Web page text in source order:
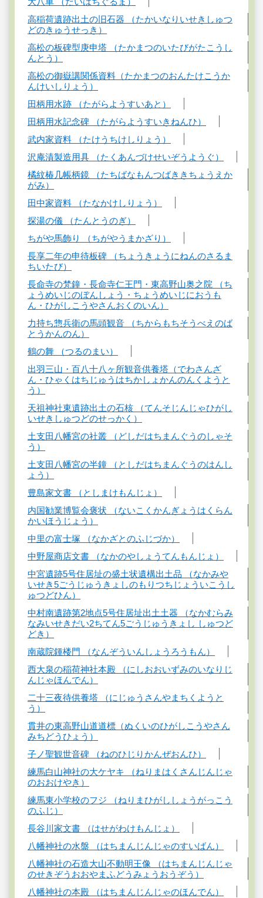
高稲荷遺跡出土の旧石器 （たかいなりいせきしゅつ
どのきゅうせっき）
高松の板碑型庚申塔 （たかまつのいたびがたこうし
んとう）
高松の御嶽講関係資料（たかまつのおんたけこうか
んけいしりょう）
田柄用水跡 （たがらようすいあと）
田柄用水記念碑 （たがらようすいきねんひ）
武内家資料 （たけうちけしりょう）
沢庵漬製造用具 （たくあんづけせいぞうようぐ）
橘紋椿几帳柄鏡 （たちばなもんつばききちょうえか
がみ）
田中家資料 （たなかけしりょう）
探湯の儀 （たんとうのぎ）
ちがや馬飾り （ちがやうまかざり）
長享二年の申待板碑 （ちょうきょうにねんのさるま
ちいたび）
長命寺の梵鐘・長命寺仁王門・東高野山奥之院 （ち
ょうめいじのぼんしょう・ちょうめいじにおうも
ん・ひがしこうやさんおくのいん）
力持ち惣兵衛の馬頭観音 （ちからもちそうべえのば
とうかんのん）
鶴の舞 （つるのまい）
出羽三山・百八十八ヶ所観音供養塔（でわさんざ
ん・ひゃくはちじゅうはちかしょかんのんくようと
う）
天祖神社東遺跡出土の石核 （てんそじんじゃひがし
いせきしゅつどのせっかく）
土支田八幡宮の社叢 （どしだはちまんぐうのしゃそ
う）
土支田八幡宮の半鐘 （としだはちまんぐうのはんし
ょう）
豊島家文書 （としまけもんじょ）
内国勧業博覧会褒状 （ないこくかんぎょうはくらん
かいほうじょう）
中里の富士塚 （なかざとのふじづか）
中野屋商店文書 （なかのやしょうてんもんじょ）
中宮遺跡5号住居址の盛土状遺構出土品 （なかみや
いせき5ごうじゅうきょしのもりつちじょういこうし
ゅつどひん）
中村南遺跡第2地点5号住居址出土土器 （なかむらみ
なみいせきだい2ちてん5ごうじゅうきょし しゅつど
どき）
南蔵院鍾楼門 （なんぞういんしょうろうもん）
西大泉の稲荷神社本殿 （にしおおいずみのいなりじ
んじゃほんでん）
二十三夜待供養塔 （にじゅうさんやまちくようと
う）
貫井の東高野山道道標（ぬくいのひがしこうやさん
みちどうひょう）
子ノ聖観世音碑 （ねのひじりかんぜおんひ）
練馬白山神社の大ケヤキ （ねりまはくさんじんじゃ
のおおけやき）
練馬東小学校のフジ （ねりまひがししょうがっこう
のふじ）
長谷川家文書 （はせがわけもんじょ）
八幡神社の水盤 （はちまんじんじゃのすいばん）
八幡神社の石造大山不動明王像 （はちまんじんじゃ
のせきぞうおおやまふどうみょうおうぞう）
八幡神社の本殿 （はちまんじんじゃのほんでん）